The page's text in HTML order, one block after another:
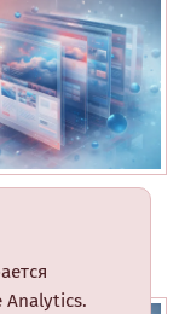
Analytics.